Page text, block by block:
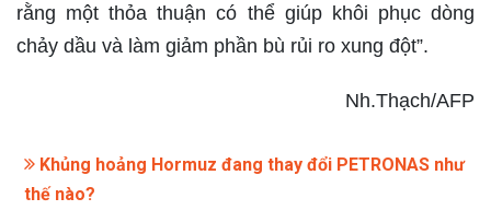
rằng một thỏa thuận có thể giúp khôi phục dòng
chảy dầu và làm giảm phần bù rủi ro xung đột”.
Nh.Thạch/AFP
Khủng hoảng Hormuz đang thay đổi PETRONAS như
thế nào?